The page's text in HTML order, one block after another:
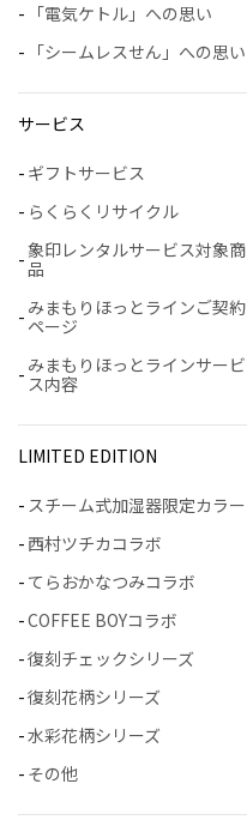
「電気ケトル」への思い
「シームレスせん」への思い
サービス
ギフトサービス
らくらくリサイクル
象印レンタルサービス対象商
品
みまもりほっとラインご契約
ページ
みまもりほっとラインサービ
ス内容
LIMITED EDITION
スチーム式加湿器限定カラー
西村ツチカコラボ
てらおかなつみコラボ
COFFEE BOYコラボ
復刻チェックシリーズ
復刻花柄シリーズ
水彩花柄シリーズ
その他